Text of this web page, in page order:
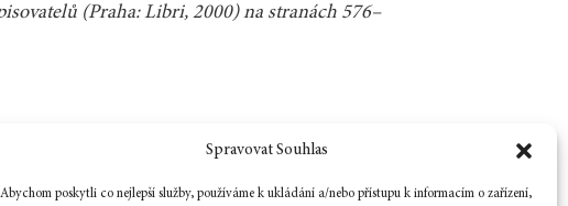
Spravovat Souhlas
Abychom poskytli co nejlepší služby, používáme k ukládání a/nebo přístupu k informacím o zařízení,
(Praha: Libri, 2000) na stranách 576–
Zpět na číslo